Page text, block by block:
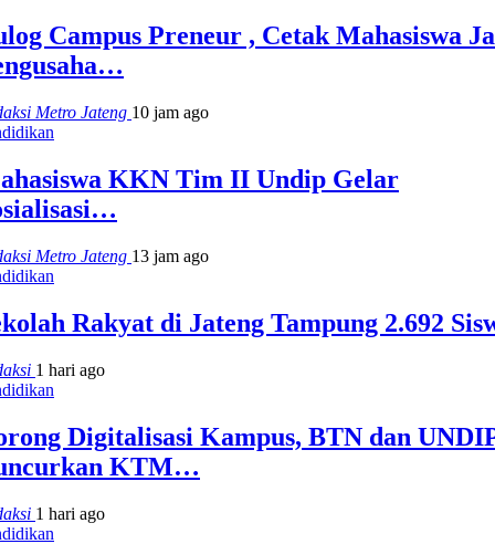
Campus Preneur , Cetak Mahasiswa
Metro Jateng 10 jam ago
KKN Tim II Undip Gelar
Metro Jateng 13 jam ago
Rakyat di Jateng Tampung 2.692
1 hari ago
Digitalisasi Kampus, BTN dan
KTM…
1 hari ago